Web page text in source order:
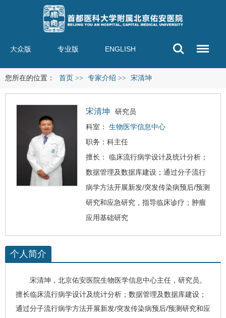
大众版 专业版 ENGLISH
您所在的位置： 首页 >> 专家介绍 >> 宋清坤
宋清坤
研究员
科室： 生物医学信息中心
职务：科主任
擅长： 临床流行病学设计及统计分析；
数据管理及数据库建设；通过分子流行
病学方法开展新发/突发传染病预后/预测
研究和应急研究，指导临床诊疗；肿瘤
应用基础研究
个人简介
宋清坤 ，北京佑安医院生物医学信息中心主任，研究员。
擅长临床流行病学设计及统计分析；数据管理及数据库建设；
通过分子流行病学方法开展新发/突发传染病预后/预测研究和应